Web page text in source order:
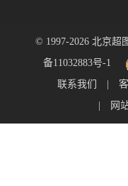
© 1997-2026 北京超
备11032883号-1
联系我们
网